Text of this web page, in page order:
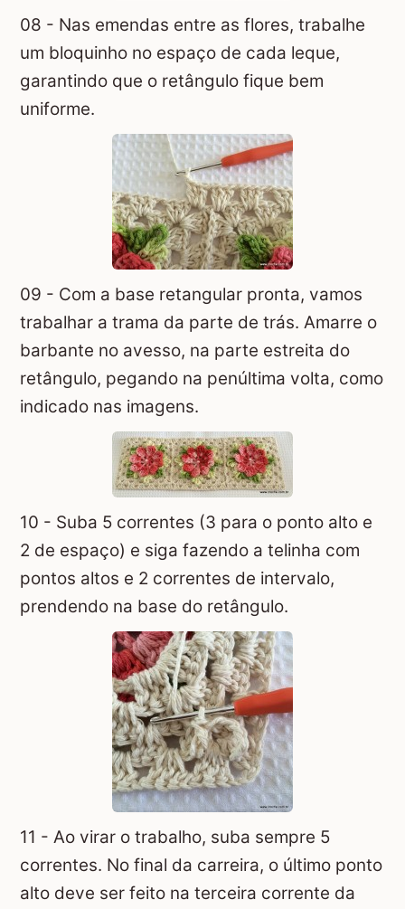
08 - Nas emendas entre as flores, trabalhe
um bloquinho no espaço de cada leque,
garantindo que o retângulo fique bem
uniforme.
09 - Com a base retangular pronta, vamos
trabalhar a trama da parte de trás. Amarre o
barbante no avesso, na parte estreita do
retângulo, pegando na penúltima volta, como
indicado nas imagens.
10 - Suba 5 correntes (3 para o ponto alto e
2 de espaço) e siga fazendo a telinha com
pontos altos e 2 correntes de intervalo,
prendendo na base do retângulo.
11 - Ao virar o trabalho, suba sempre 5
correntes. No final da carreira, o último ponto
alto deve ser feito na terceira corrente da